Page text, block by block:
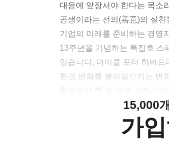
대응에 앞장서야 한다는 목소
공생이라는 선의(善意)의 실
기업의 미래를 준비하는 경영
13주년을 기념하는 특집호 스
있습니다. 마이클 포터 하버드
환경 변화를 불러일으키는 변
15,000
가